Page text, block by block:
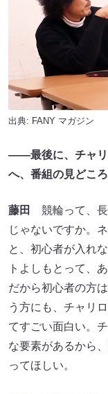
出典: FANY マガジン
――最後に、チャリ
へ、番組の見どこ
藤田
競輪って、長
じゃないですか。
と、初心者が入れ
トよしもとって、
だから初心者の方
う方にも、チャリ
てすごい面白い。
な要素があるから
ってほしい。